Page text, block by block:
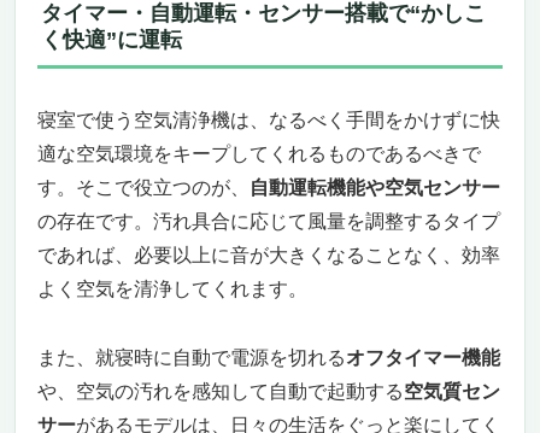
タイマー・自動運転・センサー搭載で“かしこ
く快適”に運転
寝室で使う空気清浄機は、なるべく手間をかけずに快
適な空気環境をキープしてくれるものであるべきで
す。そこで役立つのが、
自動運転機能や空気センサー
の存在です。汚れ具合に応じて風量を調整するタイプ
であれば、必要以上に音が大きくなることなく、効率
よく空気を清浄してくれます。
また、就寝時に自動で電源を切れるオフタイマー機能
や、空気の汚れを感知して自動で起動する空気質セン
サーがあるモデルは、日々の生活をぐっと楽にしてく